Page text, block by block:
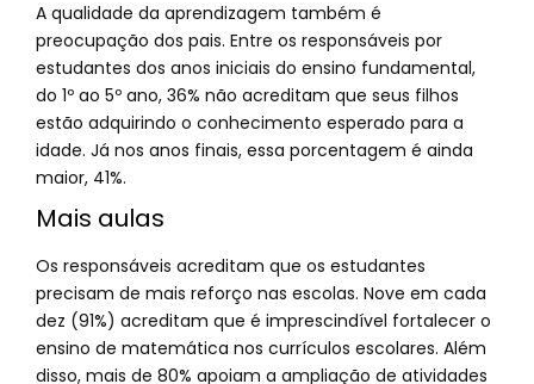
A qualidade da aprendizagem também é
preocupação dos pais. Entre os responsáveis por
estudantes dos anos iniciais do ensino fundamental,
do 1º ao 5º ano, 36% não acreditam que seus filhos
estão adquirindo o conhecimento esperado para a
idade. Já nos anos finais, essa porcentagem é ainda
maior, 41%.
Mais aulas
Os responsáveis acreditam que os estudantes
precisam de mais reforço nas escolas. Nove em cada
dez (91%) acreditam que é imprescindível fortalecer o
ensino de matemática nos currículos escolares. Além
disso, mais de 80% apoiam a ampliação de atividades